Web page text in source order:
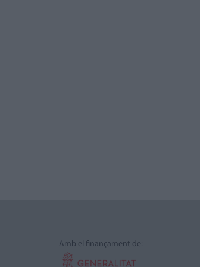
Amb el finançament de: